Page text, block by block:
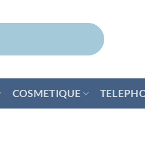
COSMETIQUE